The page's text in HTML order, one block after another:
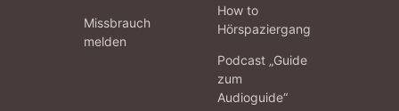
Missbrauch
melden
How to
Hörspaziergang
Podcast „Guide
zum
Audioguide“